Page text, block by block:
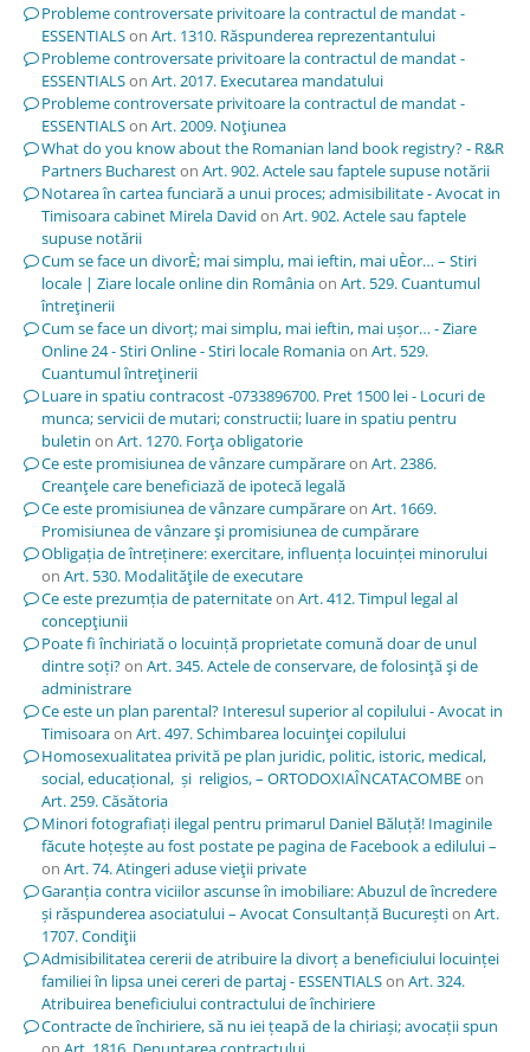
Probleme controversate privitoare la contractul de mandat -
ESSENTIALSon Art. 1310. Răspunderea reprezentantului
Probleme controversate privitoare la contractul de mandat -
ESSENTIALSon Art. 2017. Executarea mandatului
Probleme controversate privitoare la contractul de mandat -
ESSENTIALSon Art. 2009. Noţiunea
What do you know about the Romanian land book registry? - R&R
Partners Buchareston Art. 902. Actele sau faptele supuse notării
Notarea în cartea funciară a unui proces; admisibilitate - Avocat in
Timisoara cabinet Mirela David on Art. 902. Actele sau faptele
supuse notării
Cum se face un divorÈ; mai simplu, mai ieftin, mai uÈor… – Stiri
locale | Ziare locale online din Româniaon Art. 529. Cuantumul
întreţinerii
Cum se face un divorț; mai simplu, mai ieftin, mai ușor… - Ziare
Online 24 - Stiri Online - Stiri locale Romaniaon Art. 529.
Cuantumul întreţinerii
Luare in spatiu contracost -0733896700. Pret 1500 lei - Locuri de
munca; servicii de mutari; constructii; luare in spatiu pentru
buletin on Art. 1270. Forţa obligatorie
Ce este promisiunea de vânzare cumpărareon Art. 2386.
Creanţele care beneficiază de ipotecă legală
Ce este promisiunea de vânzare cumpărareon Art. 1669.
Promisiunea de vânzare şi promisiunea de cumpărare
Obligația de întreținere: exercitare, influența locuinței minorului
on Art. 530. Modalităţile de executare
Ce este prezumția de paternitateon Art. 412. Timpul legal al
concepţiunii
Poate fi închiriată o locuință proprietate comună doar de unul
dintre soți?on Art. 345. Actele de conservare, de folosinţă şi de
administrare
Ce este un plan parental? Interesul superior al copilului - Avocat in
Timisoaraon Art. 497. Schimbarea locuinţei copilului
Homosexualitatea privită pe plan juridic, politic, istoric, medical,
social, educațional, și religios, – ORTODOXIAÎNCATACOMBEon
Art. 259. Căsătoria
Minori fotografiați ilegal pentru primarul Daniel Băluță! Imaginile
făcute hoțește au fost postate pe pagina de Facebook a edilului –
on Art. 74. Atingeri aduse vieţii private
Garanția contra viciilor ascunse în imobiliare: Abuzul de încredere
și răspunderea asociatului – Avocat Consultanță Bucureștion Art.
1707. Condiţii
Admisibilitatea cererii de atribuire la divorț a beneficiului locuinței
familiei în lipsa unei cereri de partaj - ESSENTIALSon Art. 324.
Atribuirea beneficiului contractului de închiriere
Contracte de închiriere, să nu iei țeapă de la chiriași; avocații spun